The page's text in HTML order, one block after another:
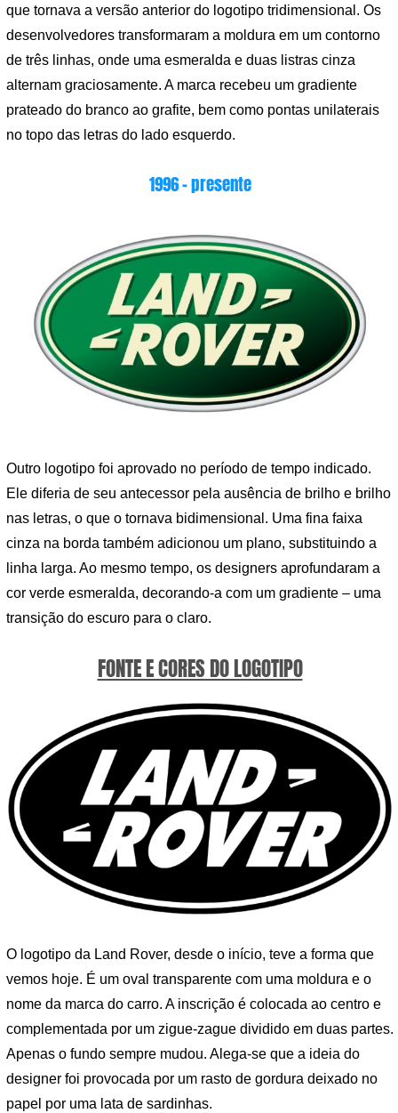
que tornava a versão anterior do logotipo tridimensional. Os
desenvolvedores transformaram a moldura em um contorno
de três linhas, onde uma esmeralda e duas listras cinza
alternam graciosamente. A marca recebeu um gradiente
prateado do branco ao grafite, bem como pontas unilaterais
no topo das letras do lado esquerdo.
1996 – presente
Outro logotipo foi aprovado no período de tempo indicado.
Ele diferia de seu antecessor pela ausência de brilho e brilho
nas letras, o que o tornava bidimensional. Uma fina faixa
cinza na borda também adicionou um plano, substituindo a
linha larga. Ao mesmo tempo, os designers aprofundaram a
cor verde esmeralda, decorando-a com um gradiente – uma
transição do escuro para o claro.
FONTE E CORES DO LOGOTIPO
O logotipo da Land Rover, desde o início, teve a forma que
vemos hoje. É um oval transparente com uma moldura e o
nome da marca do carro. A inscrição é colocada ao centro e
complementada por um zigue-zague dividido em duas partes.
Apenas o fundo sempre mudou. Alega-se que a ideia do
designer foi provocada por um rasto de gordura deixado no
papel por uma lata de sardinhas.